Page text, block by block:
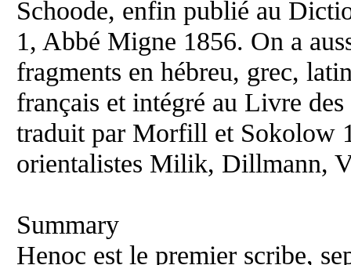
Schoode, enfin publié au
1, Abbé Migne 1856. On a
fragments en hébreu, grec,
français et intégré au Livre
traduit par Morfill et Sokolow
orientalistes Milik, Dillmann,
Summary
Henoc est le premier scribe,